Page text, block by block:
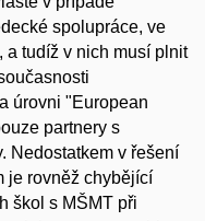
spolupráce, ve
a tudíž v nich musí plnit
úrovni "European
partnery s
Nedostatkem v řešení
je rovněž chybějící
škol s MŠMT při